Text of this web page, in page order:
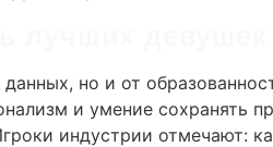
но и от
и умение сохранять
индустрии отмечают: